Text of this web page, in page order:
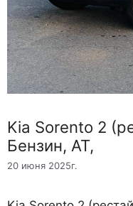
Kia Sorento 2
Бензин, АТ,
20 июня 2025г.